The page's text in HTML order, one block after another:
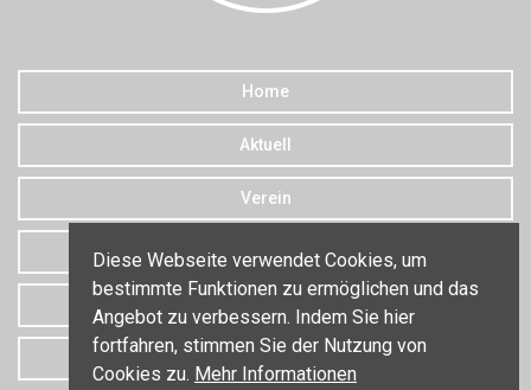
Home
Aktuell
Verein
Downloads
Kontakt
Diese Webseite verwendet Cookies, um
bestimmte Funktionen zu ermöglichen und das
Angebot zu verbessern. Indem Sie hier
fortfahren, stimmen Sie der Nutzung von
Cookies zu. Mehr Informationen